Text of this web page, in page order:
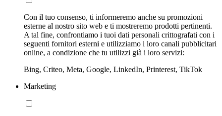
Con il tuo consenso, ti informeremo anche su promozioni
esterne al nostro sito web e ti mostreremo prodotti pertinenti.
A tal fine, confrontiamo i tuoi dati personali crittografati con i
seguenti fornitori esterni e utilizziamo i loro canali pubblicitari
online, a condizione che tu utilizzi già i loro servizi:
Bing, Criteo, Meta, Google, LinkedIn, Printerest, TikTok
Marketing